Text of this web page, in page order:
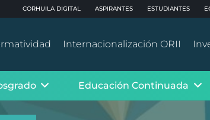
CORHUILA DIGITAL ASPIRANTES ESTUDIANTES
Internacionalización ORII
Educación Continuada